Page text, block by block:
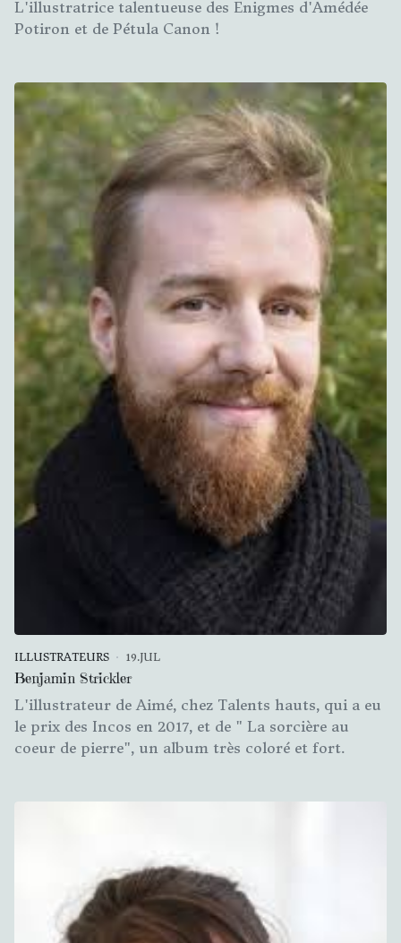
L'illustratrice talentueuse des Enigmes d'Amédée
Potiron et de Pétula Canon !
ILLUSTRATEURS 19.JUL
Benjamin Strickler
L'illustrateur de Aimé, chez Talents hauts, qui a eu
le prix des Incos en 2017, et de " La sorcière au
coeur de pierre", un album très coloré et fort.